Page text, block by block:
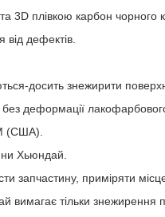
3D плівкою карбон чорного
дефектів.
досить знежирити
деформації
(США).
Хьюндай.
запчастину, приміряти
вимагає тільки